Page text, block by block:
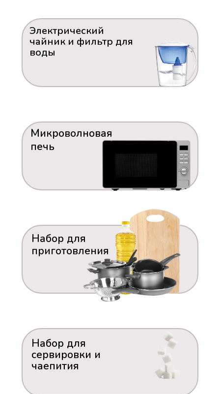
Электрический
чайник и фильтр для
воды
Микроволновая
печь
Набор для
приготовления
Набор для
сервировки и
чаепития